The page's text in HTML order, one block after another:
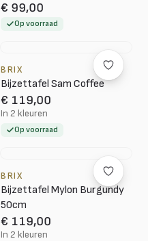
€ 99,00
Op voorraad
BRIX
Bijzettafel Sam Coffee
€ 119,00
In 2 kleuren
Op voorraad
BRIX
Bijzettafel Mylon Burgundy
50cm
€ 119,00
In 2 kleuren